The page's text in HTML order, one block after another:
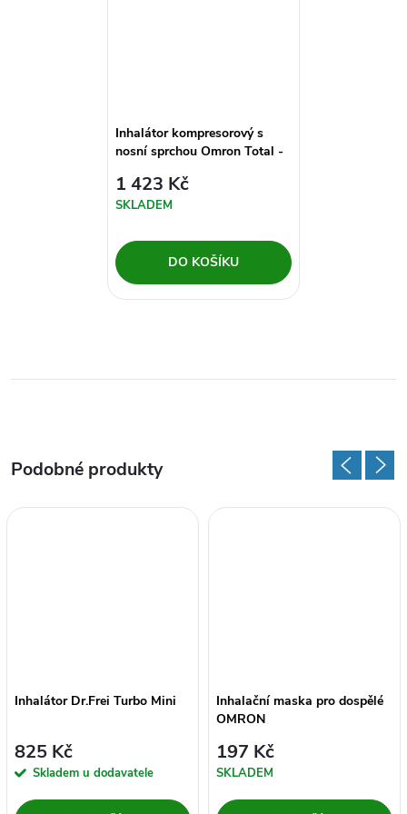
Inhalátor kompresorový s
nosní sprchou Omron Total -
1 423 Kč
SKLADEM
DO KOŠÍKU
Inhalátor Dr.Frei Turbo Mini
825 Kč
Skladem u dodavatele
Inhalační maska pro dospělé
OMRON
197 Kč
SKLADEM